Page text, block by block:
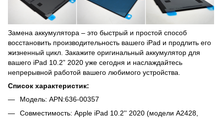
Замена аккумулятора – это быстрый и простой способ
восстановить производительность вашего iPad и продлить его
жизненный цикл. Закажите оригинальный аккумулятор для
вашего iPad 10.2” 2020 уже сегодня и наслаждайтесь
непрерывной работой вашего любимого устройства.
Список характеристик:
Модель: APN:636-00357
Совместимость: Apple iPad 10.2'' 2020 (модели A2428,